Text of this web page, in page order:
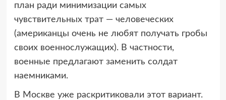
план ради минимизации самых
чувствительных трат — человеческих
(американцы очень не любят получать гробы
своих военнослужащих). В частности,
военные предлагают заменить солдат
наемниками.
В Москве уже раскритиковали этот вариант.